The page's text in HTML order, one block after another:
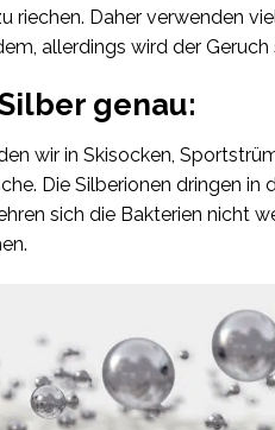
riechen. Daher verwenden
allerdings wird der Geruch
genau:
wir in Skisocken,
Die Silberionen dringen
sich die Bakterien nicht